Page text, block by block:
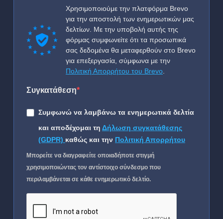
Χρησιμοποιούμε την πλατφόρμα Brevo
για την αποστολή των ενημερωτικών μας
δελτίων. Με την υποβολή αυτής της
φόρμας συμφωνείτε ότι τα προσωπικά
σας δεδομένα θα μεταφερθούν στο Brevo
για επεξεργασία, σύμφωνα με την
Πολιτική Απορρήτου του Brevo
Συγκατάθεση
Συμφωνώ να λαμβάνω τα ενημερωτικά δελτία
και αποδέχομαι τη Δήλωση συγκατάθεσης
(GDPR) καθώς και την Πολιτική Απορρήτου
Μπορείτε να διαγραφείτε οποιαδήποτε στιγμή
χρησιμοποιώντας τον αντίστοιχο σύνδεσμο που
περιλαμβάνεται σε κάθε ενημερωτικό δελτίο.